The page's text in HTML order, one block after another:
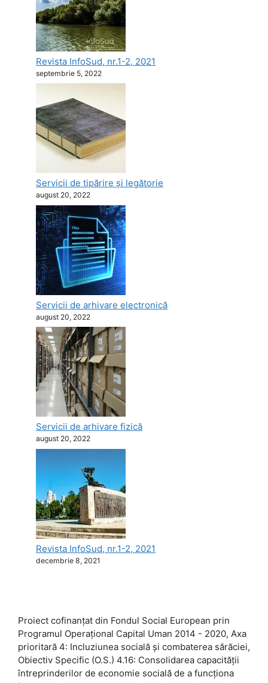
Revista InfoSud, nr.1-2, 2021
septembrie 5, 2022
Servicii de tipărire şi legătorie
august 20, 2022
Servicii de arhivare electronică
august 20, 2022
Servicii de arhivare fizică
august 20, 2022
Revista InfoSud, nr.1-2, 2021
decembrie 8, 2021
Proiect cofinanţat din Fondul Social European prin
Programul Operaţional Capital Uman 2014 - 2020, Axa
prioritară 4: Incluziunea socială și combaterea sărăciei,
Obiectiv Specific (O.S.) 4.16: Consolidarea capacității
întreprinderilor de economie socială de a funcționa